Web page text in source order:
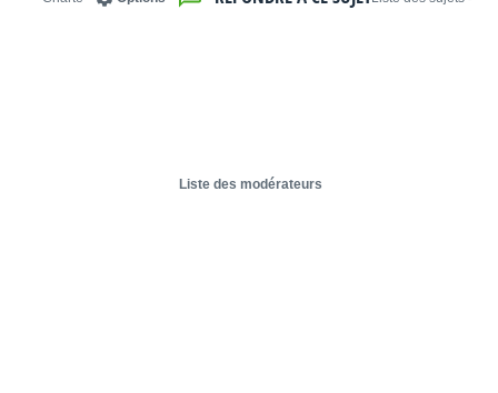
Liste des modérateurs